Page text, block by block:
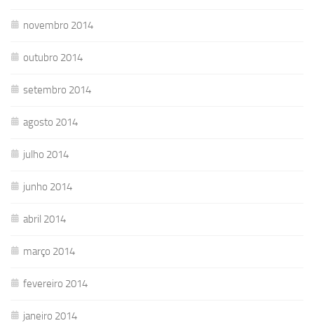
novembro 2014
outubro 2014
setembro 2014
agosto 2014
julho 2014
junho 2014
abril 2014
março 2014
fevereiro 2014
janeiro 2014